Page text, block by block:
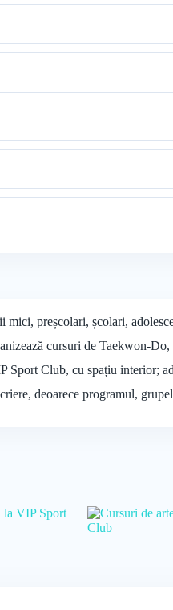
mici, preșcolari, școlari,
cursuri de Taekwon-
Sport Club, cu spațiu interior;
deoarece programul,